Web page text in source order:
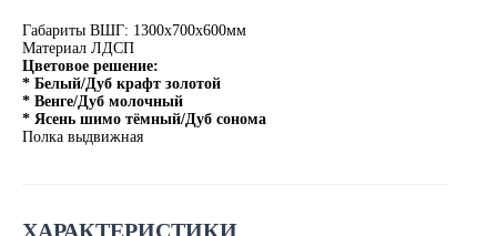
Габариты ВШГ: 1300х700х600мм
Материал ЛДСП
Цветовое решение:
* Белый/Дуб крафт золотой
* Венге/Дуб молочный
* Ясень шимо тёмный/Дуб сонома
Полка выдвижная
ХАРАКТЕРИСТИКИ